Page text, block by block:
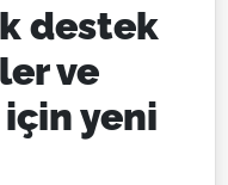
destek
ve
yeni